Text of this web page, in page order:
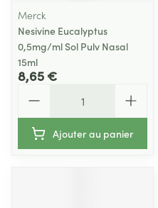
Merck
Nesivine Eucalyptus
0,5mg/ml Sol Pulv Nasal
15ml
8,65 €
Ajouter au panier